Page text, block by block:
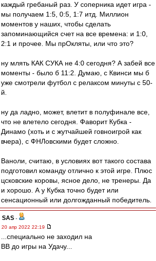
каждый гребаный раз. У соперника идет игра -
мы получаем 1:5, 0:5, 1:7 итд. Миллион
моментов у наших, чтобы сделать
запоминающийся счет на все времена: и 1:0,
2:1 и прочее. Мы прОкляты, или что это?
ну млять КАК СУКА не 4:0 сегодня? А забей все
моменты - было б 11:2. Думаю, с Квинси мы б
уже смотрели футбол с релаксом минуты с 50-
й.
ну да ладно, может, влетит в полуфинале все,
что не влетело сегодня. Фаворит Кубка -
Динамо (хоть и с жутчайшей говноигрой как
вчера), с ФНЛовскими будет сложно.
Ваноли, считаю, в условиях вот такого состава
подготовил команду отлично к этой игре. Плюс
цсковские коровы, ясное дело, не тренеры. Да
и хорошо. А у Кубка точно будет или
сенсационный или долгожданный победитель.
SAS -
20 апр 2022 22:19
...специально не заходил на
ВВ до игры на Удачу...